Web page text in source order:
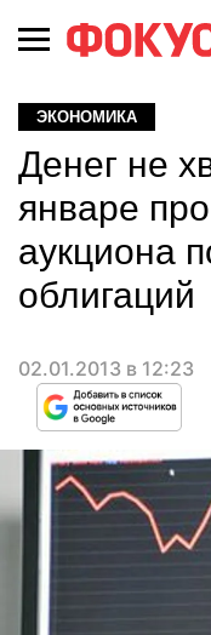
ЭКОНОМИКА
Денег не
январе
аукциона
облигаций
02.01.2013 в 12:23